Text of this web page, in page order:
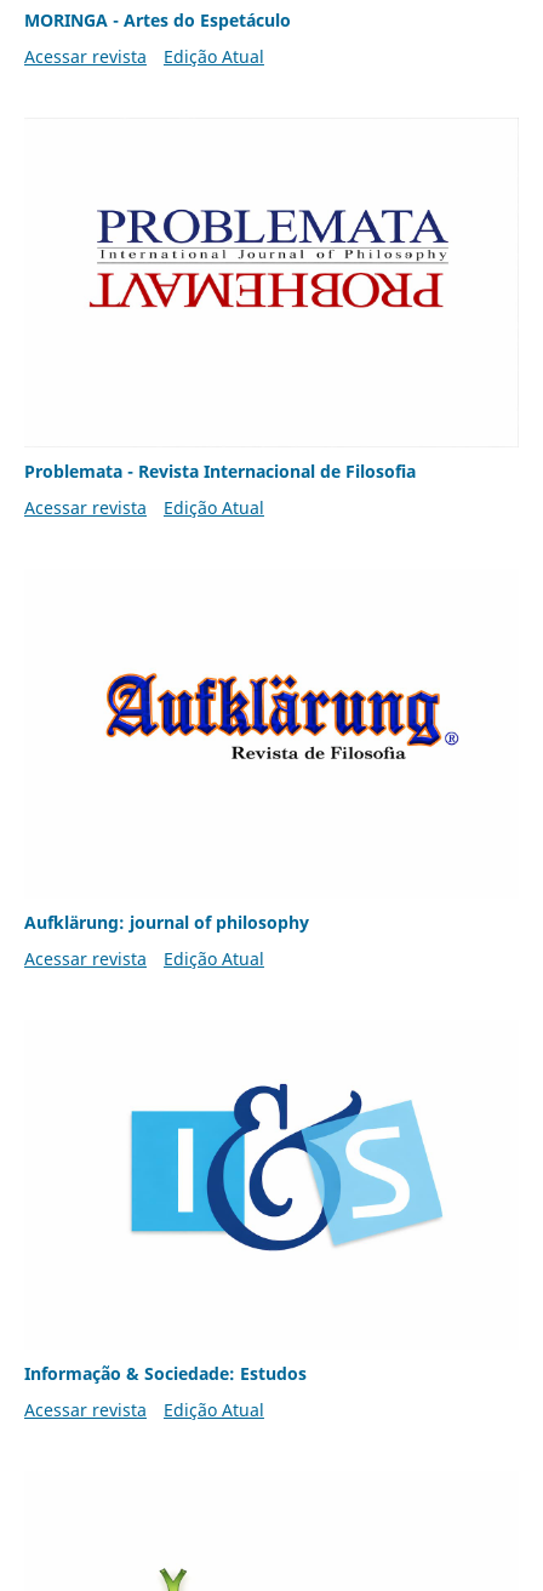
MORINGA - Artes do Espetáculo
Acessar revista
Edição Atual
Problemata - Revista Internacional de Filosofia
Acessar revista
Edição Atual
Aufklärung: journal of philosophy
Acessar revista
Edição Atual
Informação & Sociedade: Estudos
Acessar revista
Edição Atual